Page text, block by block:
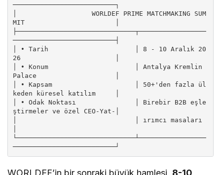
──────────────────────────┐
│                   WORLDEF PRIME MATCHMAKING SUM
MIT                       │
├──────────────────────────────┬─────────────────
──────────────────────────┤
│ • Tarih                      │ 8 - 10 Aralık 20
26                        │
│ • Konum                      │ Antalya Kremlin
Palace                    │
│ • Kapsam                     │ 50+'den fazla ül
keden küresel katılım     │
│ • Odak Noktası               │ Birebir B2B eşle
ştirmeler ve özel CEO-Yat-│
│                              │ ırımcı masaları
└──────────────────────────────┴─────────────────
WORLDEF’in bir sonraki büyük hamlesi, 8-10